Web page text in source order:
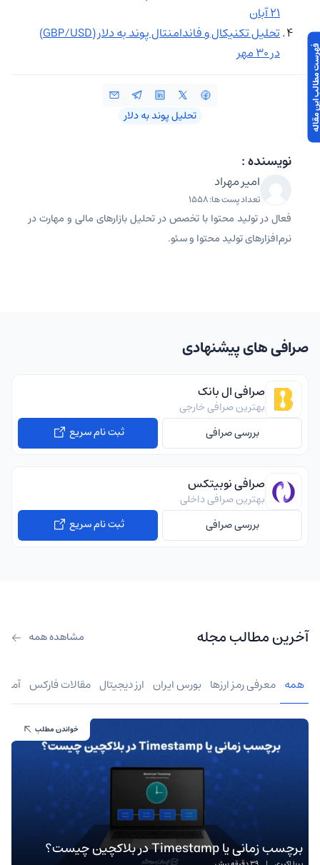
۲۱ آبان
تحلیل تکنیکال و فاندامنتال پوند به دلار (GBP/USD)
در ۳۰ مهر
تحلیل پوند به دلار
نویسنده :
امیر مهراد
تعداد پست ها: 1558
فعال در تولید محتوا با تخصص در تحلیل بازارهای مالی و مهارت در
نرم‌افزارهای تولید محتوا و سئو.
مقاله
صرافی های پیشنهادی
صرافی ال بانک
بهترین صرافی خارجی
بررسی صرافی
ثبت نام سریع
صرافی نوبیتکس
بهترین صرافی داخلی
بررسی صرافی
ثبت نام سریع
آخرین مطالب مجله مشاهده همه
همه معرفی رمز ارزها بورس ایران ارز دیجیتال مقالات فارکس
برچسب زمانی یا Timestamp در بلاکچین چیست؟
خواندن مطلب